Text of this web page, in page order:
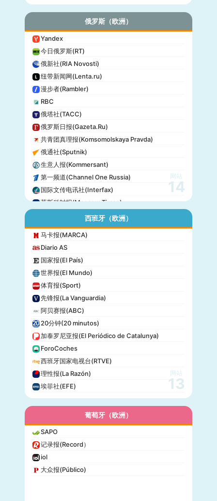
俄罗斯（欧洲）
Yandex
今日俄罗斯(RT)
俄新社(RIA Novosti)
纽带新闻网(Lenta.ru)
漫步者(Rambler)
RBC
俄塔社(TACC)
俄罗斯日报(Gazeta.Ru)
共青团真理报(Komsomolskaya Pravda)
俄通社(Sputnik)
生意人报(Kommersant)
第一频道(Channel One Russia)
国际文传电讯社(Interfax)
莫斯科时报(Moscow Times)
网站
14
西班牙（欧洲）
马卡报(MARCA)
Diario AS
国家报(El País)
世界报(El Mundo)
体育报(Sport)
先锋报(La Vanguardia)
阿贝赛报(ABC)
20分钟(20 minutos)
加泰罗尼亚报(El Periódico de Catalunya)
ForoCoches
西班牙国家电视台(RTVE)
理性报(La Razón)
埃菲社(EFE)
网站
13
葡萄牙（欧洲）
SAPO
记录报(Record）
iol
大众报(Público)